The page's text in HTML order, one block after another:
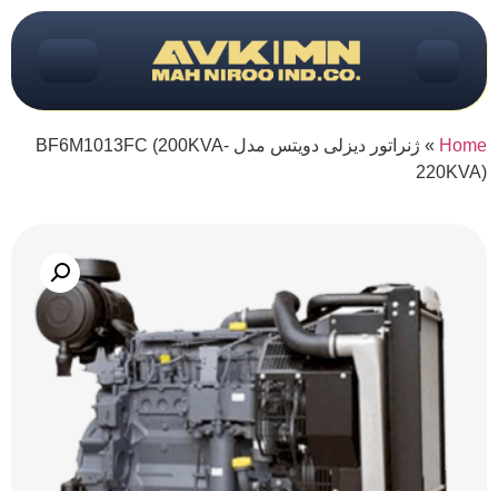
Home
»
ژنراتور دیزلی دویتس مدل BF6M1013FC (200KVA-
220KVA)